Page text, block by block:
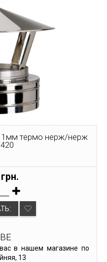
1мм термо нерж/нерж
в нашем магазине по
13